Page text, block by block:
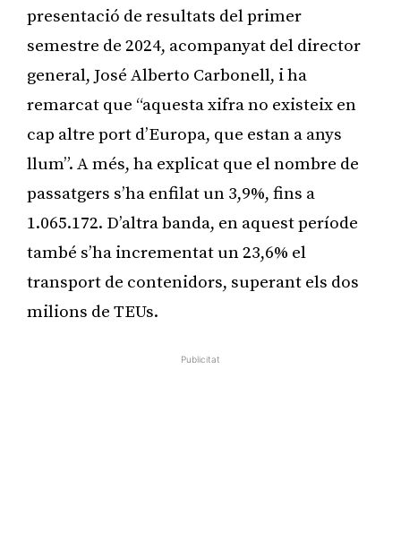
presentació de resultats del primer
semestre de 2024, acompanyat del director
general, José Alberto Carbonell, i ha
remarcat que “aquesta xifra no existeix en
cap altre port d’Europa, que estan a anys
llum”. A més, ha explicat que el nombre de
passatgers s’ha enfilat un 3,9%, fins a
1.065.172. D’altra banda, en aquest període
també s’ha incrementat un 23,6% el
transport de contenidors, superant els dos
milions de TEUs.
Publicitat